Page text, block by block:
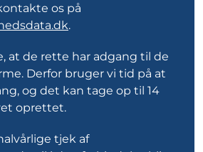
os på
.
at de rette har adgang til de
Derfor bruger vi tid på at
og det kan tage op til 14
oprettet.
tjek af